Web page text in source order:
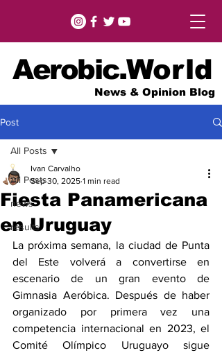
Aerobic.World
News & Opinion Blog
Post
All Posts
news
results
All Posts
Fiesta Panamericana
en Uruguay
Ivan Carvalho
Sep 30, 2025 1 min read
La próxima semana, la ciudad de Punta
del Este volverá a convertirse en
escenario de un gran evento de
Gimnasia Aeróbica. Después de haber
organizado por primera vez una
competencia internacional en 2023, el
Comité Olímpico Uruguayo sigue